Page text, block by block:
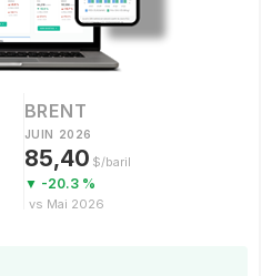
BRENT
JUIN 2026
85,40 $/baril
▼ -20.3 %
vs Mai 2026